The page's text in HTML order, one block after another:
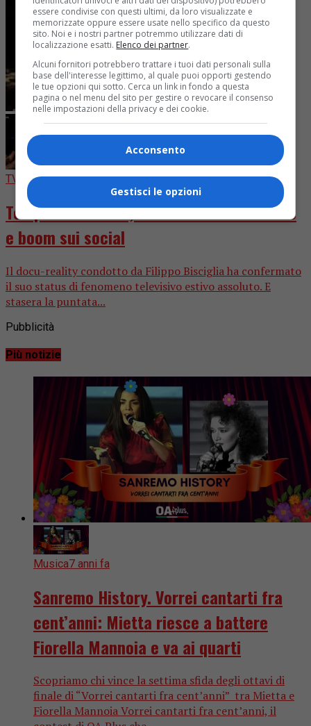
TV 1 settimana fa
Temptation Island, record storico di share
e boom sui social
Il docu-reality condotto da Filippo Bisciglia ha confermato
il suo status di fenomeno televisivo estivo assoluto. E
stasera la puntata...
Pubblicità
Più notizie
Musica7 anni fa
Sanremo History. Vorrei cantarti fra
cent’anni: Mietta riesce a battere
Fiorella Mannoia e va ai quarti
Scopriamo chi vince la settima sfida degli ottavi di
finale di “Vorrei cantarti fra cent’anni” tra Mietta e
Fiorella Mannoia Vorrei cantarti fra cent’anni, il
essere condivise con questi ultimi, da loro visualizzate e
memorizzate oppure essere usate nello specifico da questo
sito. Noi e i nostri partner potremmo utilizzare dati di
localizzazione esatti. Elenco dei partner.
Alcuni fornitori potrebbero trattare i tuoi dati personali sulla
base dell'interesse legittimo, al quale puoi opporti gestendo
le tue opzioni qui sotto. Cerca un link in fondo a questa
pagina o nel menu del sito per gestire o revocare il consenso
nelle impostazioni della privacy e dei cookie.
Acconsento
Gestisci le opzioni